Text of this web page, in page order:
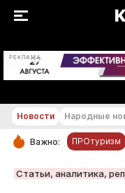
РЕКЛАМА
РУБРИКИ
Новости Народные
Важно: ПРОтуризм
Статьи, аналитика,